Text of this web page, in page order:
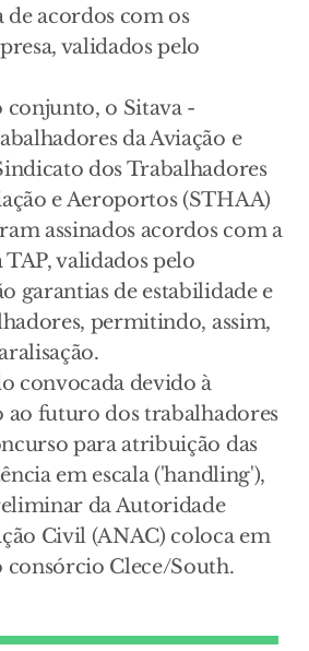
de acordos com os
validados pelo
o Sitava -
da Aviação e
dos Trabalhadores
e Aeroportos (STHAA)
assinados acordos com a
validados pelo
garantias de estabilidade e
permitindo, assim,
convocada devido à
ao futuro dos trabalhadores
para atribuição das
em escala ('handling'),
da Autoridade
Civil (ANAC) coloca em
Clece/South.